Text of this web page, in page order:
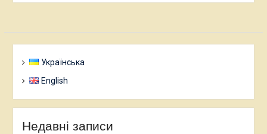
Українська
English
Недавні записи